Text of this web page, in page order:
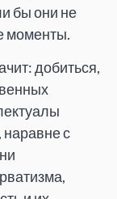
бы они не
моменты.
добиться,
с